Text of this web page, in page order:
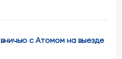
с Атомом на выезде